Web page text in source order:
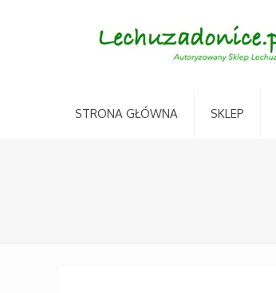
STRONA GŁÓWNA SKLEP